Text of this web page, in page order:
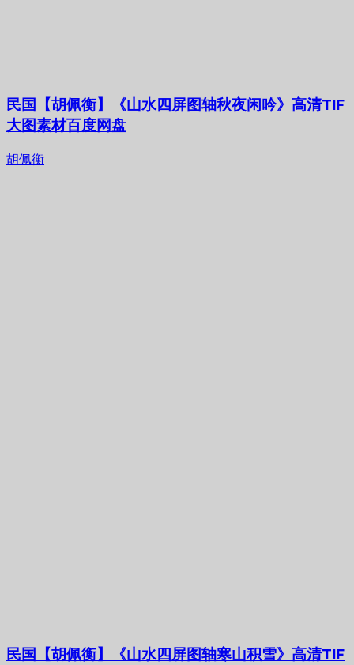
民国【胡佩衡】《山水四屏图轴秋夜闲吟》高清TIF
大图素材百度网盘
胡佩衡
民国【胡佩衡】《山水四屏图轴寒山积雪》高清TIF